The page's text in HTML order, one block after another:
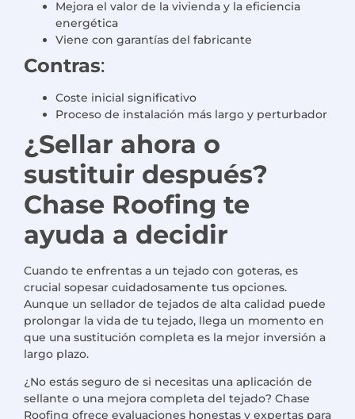
Mejora el valor de la vivienda y la eficiencia
energética
Viene con garantías del fabricante
Contras:
Coste inicial significativo
Proceso de instalación más largo y perturbador
¿Sellar ahora o
sustituir después?
Chase Roofing te
ayuda a decidir
Cuando te enfrentas a un tejado con goteras, es
crucial sopesar cuidadosamente tus opciones.
Aunque un sellador de tejados de alta calidad puede
prolongar la vida de tu tejado, llega un momento en
que una sustitución completa es la mejor inversión a
largo plazo.
¿No estás seguro de si necesitas una aplicación de
sellante o una mejora completa del tejado? Chase
Roofing ofrece evaluaciones honestas y expertas para